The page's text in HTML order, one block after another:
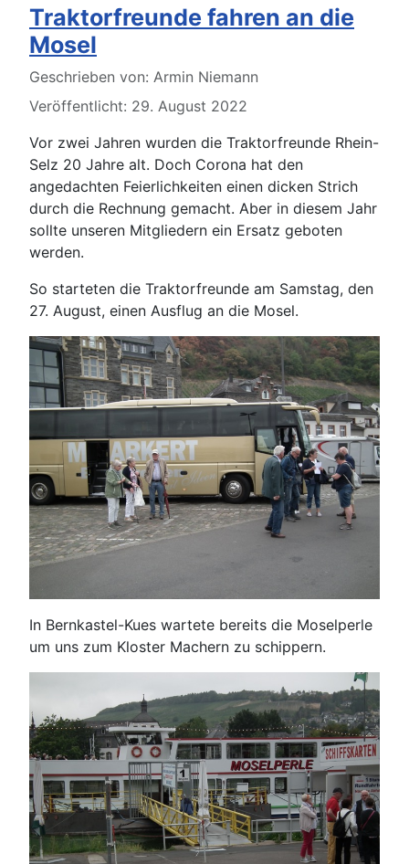
Traktorfreunde fahren an die
Mosel
Details
Geschrieben von: Armin Niemann
Veröffentlicht: 29. August 2022
Vor zwei Jahren wurden die Traktorfreunde Rhein-
Selz 20 Jahre alt. Doch Corona hat den
angedachten Feierlichkeiten einen dicken Strich
durch die Rechnung gemacht. Aber in diesem Jahr
sollte unseren Mitgliedern ein Ersatz geboten
werden.
So starteten die Traktorfreunde am Samstag, den
27. August, einen Ausflug an die Mosel.
In Bernkastel-Kues wartete bereits die Moselperle
um uns zum Kloster Machern zu schippern.